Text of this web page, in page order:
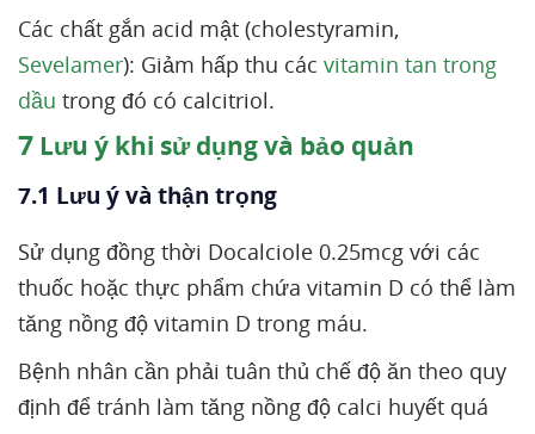
Các chất gắn acid mật (cholestyramin,
Sevelamer): Giảm hấp thu các vitamin tan trong
dầu trong đó có calcitriol.
7 Lưu ý khi sử dụng và bảo quản
7.1 Lưu ý và thận trọng
Sử dụng đồng thời Docalciole 0.25mcg với các
thuốc hoặc thực phẩm chứa vitamin D có thể làm
tăng nồng độ vitamin D trong máu.
Bệnh nhân cần phải tuân thủ chế độ ăn theo quy
định để tránh làm tăng nồng độ calci huyết quá